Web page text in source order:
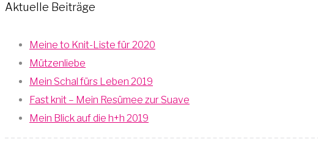
Aktuelle Beiträge
Meine to Knit-Liste für 2020
Mützenliebe
Mein Schal fürs Leben 2019
Fast knit – Mein Resümee zur Suave
Mein Blick auf die h+h 2019